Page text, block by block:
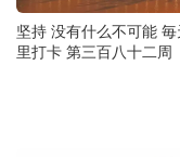
坚持 没有什么不可能
里打卡 第三百八十二周